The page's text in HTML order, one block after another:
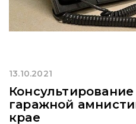
13.10.2021
гаражной
крае